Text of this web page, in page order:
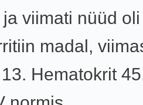
viimati nüüd
madal,
Hematokrit